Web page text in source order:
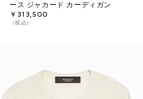
ース ジャカード カーディガン
￥313,500
（税込）